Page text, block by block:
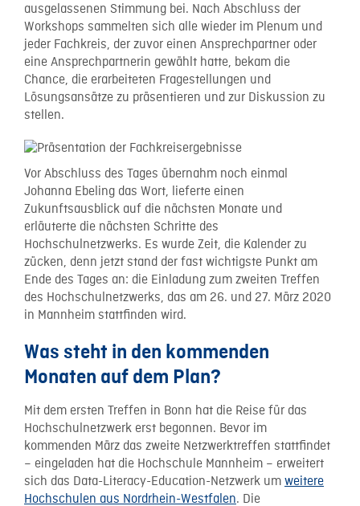
ausgelassenen Stimmung bei. Nach Abschluss der
Workshops sammelten sich alle wieder im Plenum und
jeder Fachkreis, der zuvor einen Ansprechpartner oder
eine Ansprechpartnerin gewählt hatte, bekam die
Chance, die erarbeiteten Fragestellungen und
Lösungsansätze zu präsentieren und zur Diskussion zu
stellen.
Vor Abschluss des Tages übernahm noch einmal
Johanna Ebeling das Wort, lieferte einen
Zukunftsausblick auf die nächsten Monate und
erläuterte die nächsten Schritte des
Hochschulnetzwerks. Es wurde Zeit, die Kalender zu
zücken, denn jetzt stand der fast wichtigste Punkt am
Ende des Tages an: die Einladung zum zweiten Treffen
des Hochschulnetzwerks, das am 26. und 27. März 2020
in Mannheim stattfinden wird.
Was steht in den kommenden
Monaten auf dem Plan?
Mit dem ersten Treffen in Bonn hat die Reise für das
Hochschulnetzwerk erst begonnen. Bevor im
kommenden März das zweite Netzwerktreffen stattfindet
– eingeladen hat die Hochschule Mannheim – erweitert
sich das Data-Literacy-Education-Netzwerk um weitere
Hochschulen aus Nordrhein-Westfalen. Die